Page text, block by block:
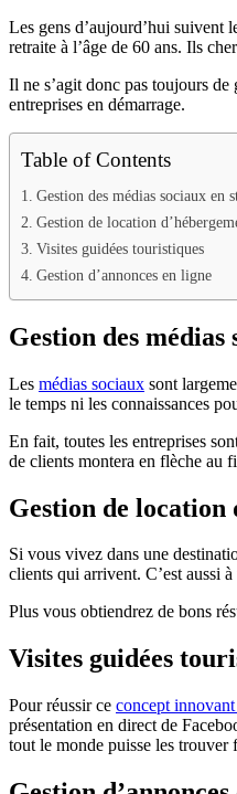
Les gens d’aujourd’hui suivent
retraite à l’âge de 60 ans. Ils
Il ne s’agit donc pas toujours
entreprises en démarrage.
Table of Contents
Gestion des médias sociaux en
Gestion de location
Visites guidées touristiques
Gestion d’annonces en ligne
Gestion des
Les médias sociaux sont
le temps ni les connaissances
En fait, toutes les entreprises
de clients montera en flèche au
Gestion de location
Si vous vivez dans une
clients qui arrivent. C’est aussi
Plus vous obtiendrez de bons
Visites guidées
Pour réussir ce concept
présentation en direct de
tout le monde puisse les trouver